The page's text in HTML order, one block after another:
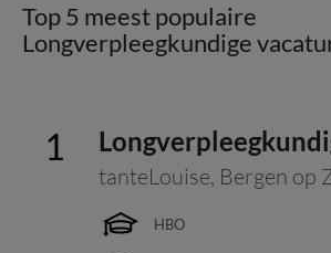
Top 5 meest populaire
Longverpleegkundige
tanteLouise, Bergen op
HBO